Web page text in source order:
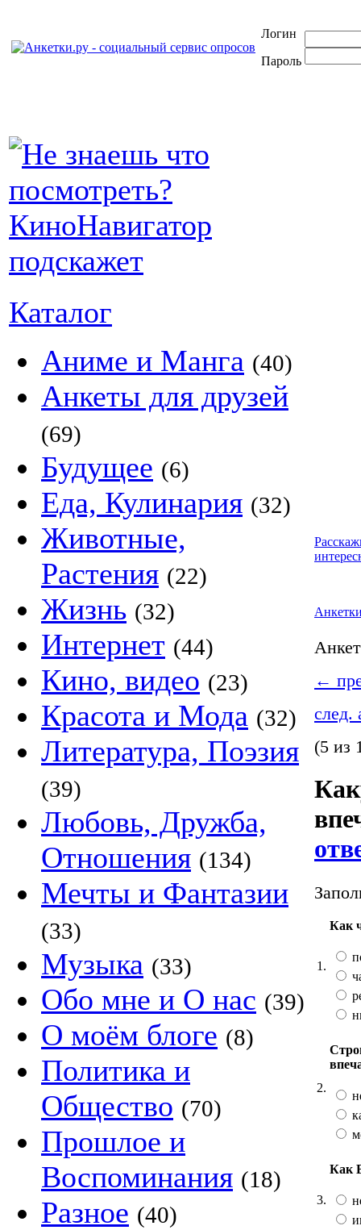
Логин
Пароль
Каталог
Аниме и Манга (40)
Анкеты для друзей
(69)
Будущее (6)
Еда, Кулинария (32)
Животные,
Растения (22)
Жизнь (32)
Интернет (44)
Кино, видео (23)
Красота и Мода (32)
Литература, Поэзия
(39)
Любовь, Дружба,
Отношения (134)
Мечты и Фантазии
(33)
Музыка (33)
Обо мне и О нас (39)
О моём блоге (8)
Политика и
Общество (70)
Прошлое и
Воспоминания (18)
Разное (40)
←
след.
(5 из
1.
Как
2.
3.
Как